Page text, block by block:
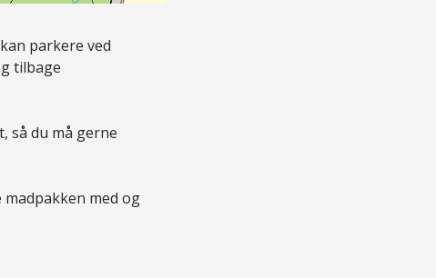
parkere ved
tilbage
så du må gerne
med og